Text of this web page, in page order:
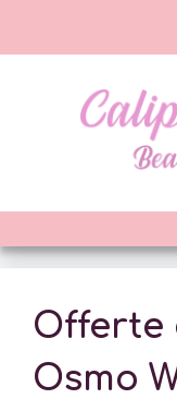
al
Offerte
Osmo